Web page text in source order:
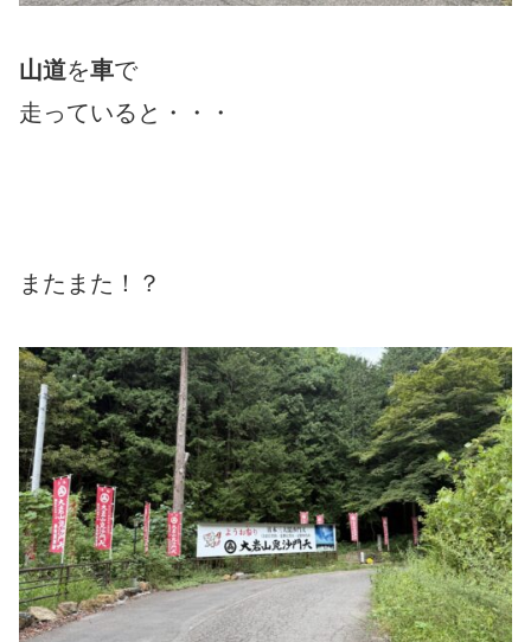
山道を車で
走っていると・・・
またまた！？